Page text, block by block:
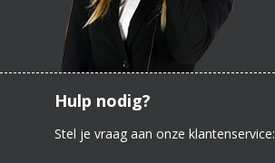
Hulp nodig?
Stel je vraag aan onze klantenservice: